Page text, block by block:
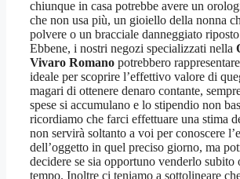
chiunque in casa potrebbe avere un
che non usa più, un gioiello della nonna
polvere o un bracciale danneggiato
Ebbene, i nostri negozi specializzati nella
Vivaro Romano potrebbero
ideale per scoprire l’effettivo valore di
magari di ottenere denaro contante,
spese si accumulano e lo stipendio non
ricordiamo che farci effettuare una stima
non servirà soltanto a voi per conoscere
dell’oggetto in quel preciso giorno, ma
decidere se sia opportuno venderlo subito
tempo. Inoltre ci teniamo a sottolineare